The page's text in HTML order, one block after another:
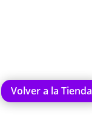
Volver a la Tienda